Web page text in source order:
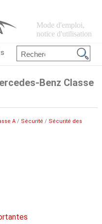
Mode d'emploi,
notice d'utilisation
Benz Classe
A/ Sécurité / Sécurité des